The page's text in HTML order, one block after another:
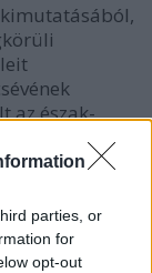
parties, or
for
opt-out
az észak-
ez az
jól
a kieső
nem is